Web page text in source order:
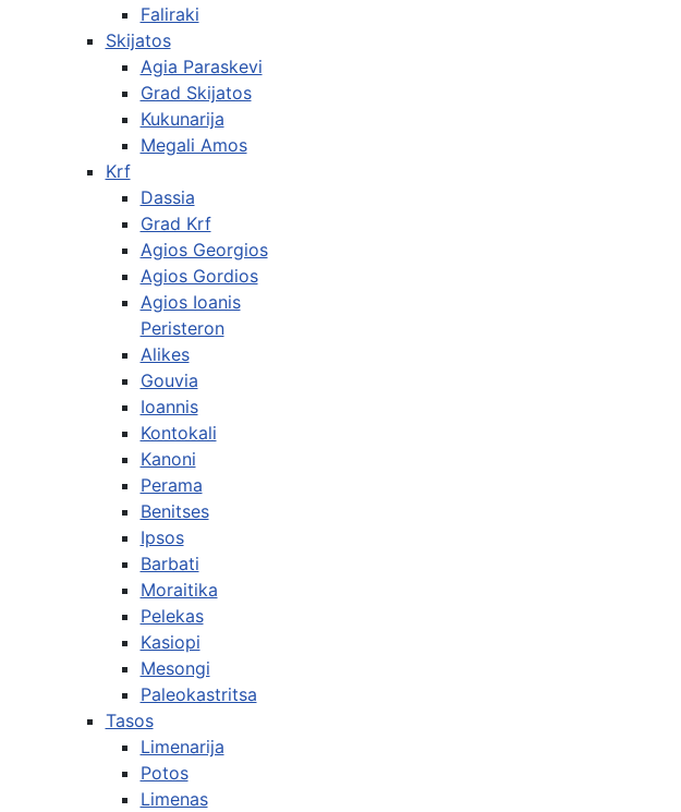
Faliraki
Skijatos
Agia Paraskevi
Grad Skijatos
Kukunarija
Megali Amos
Krf
Dassia
Grad Krf
Agios Georgios
Agios Gordios
Agios Ioanis
Peristeron
Alikes
Gouvia
Ioannis
Kontokali
Kanoni
Perama
Benitses
Ipsos
Barbati
Moraitika
Pelekas
Kasiopi
Mesongi
Paleokastritsa
Tasos
Limenarija
Potos
Limenas